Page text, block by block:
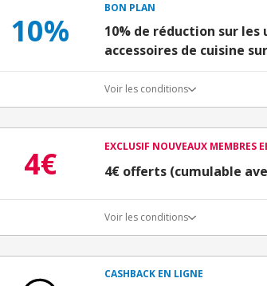
10%
BON PLAN
10% de réduction sur
accessoires de cuisine
Voir les conditions
4€ EXCLUSIF NOUVEAUX MEMBRES
4€ offerts (cumulable
Voir les conditions
3€ de bienvenue crédités
Offre réservée à une toute
CASHBACK EN LIGNE